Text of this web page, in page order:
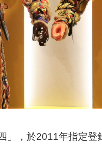
」，於2011年指定